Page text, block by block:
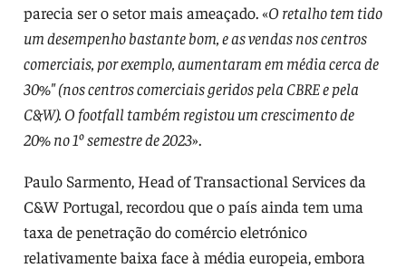
parecia ser o setor mais ameaçado. «O retalho tem tido
um desempenho bastante bom, e as vendas nos centros
comerciais, por exemplo, aumentaram em média cerca de
30%" (nos centros comerciais geridos pela CBRE e pela
C&W). O footfall também registou um crescimento de
20% no 1º semestre de 2023».
Paulo Sarmento, Head of Transactional Services da
C&W Portugal, recordou que o país ainda tem uma
taxa de penetração do comércio eletrónico
relativamente baixa face à média europeia, embora